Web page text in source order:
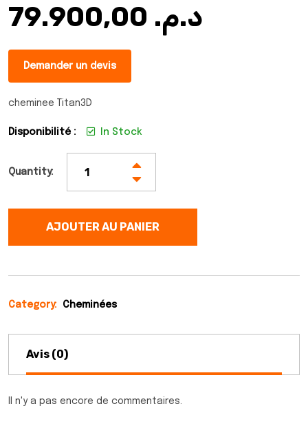
د.م.
Demander un devis
cheminee Titan3D
Disponibilité : In Stock
Quantity:
AJOUTER AU PANIER
Category: Cheminées
Avis (0)
Il n'y a pas encore de commentaires.